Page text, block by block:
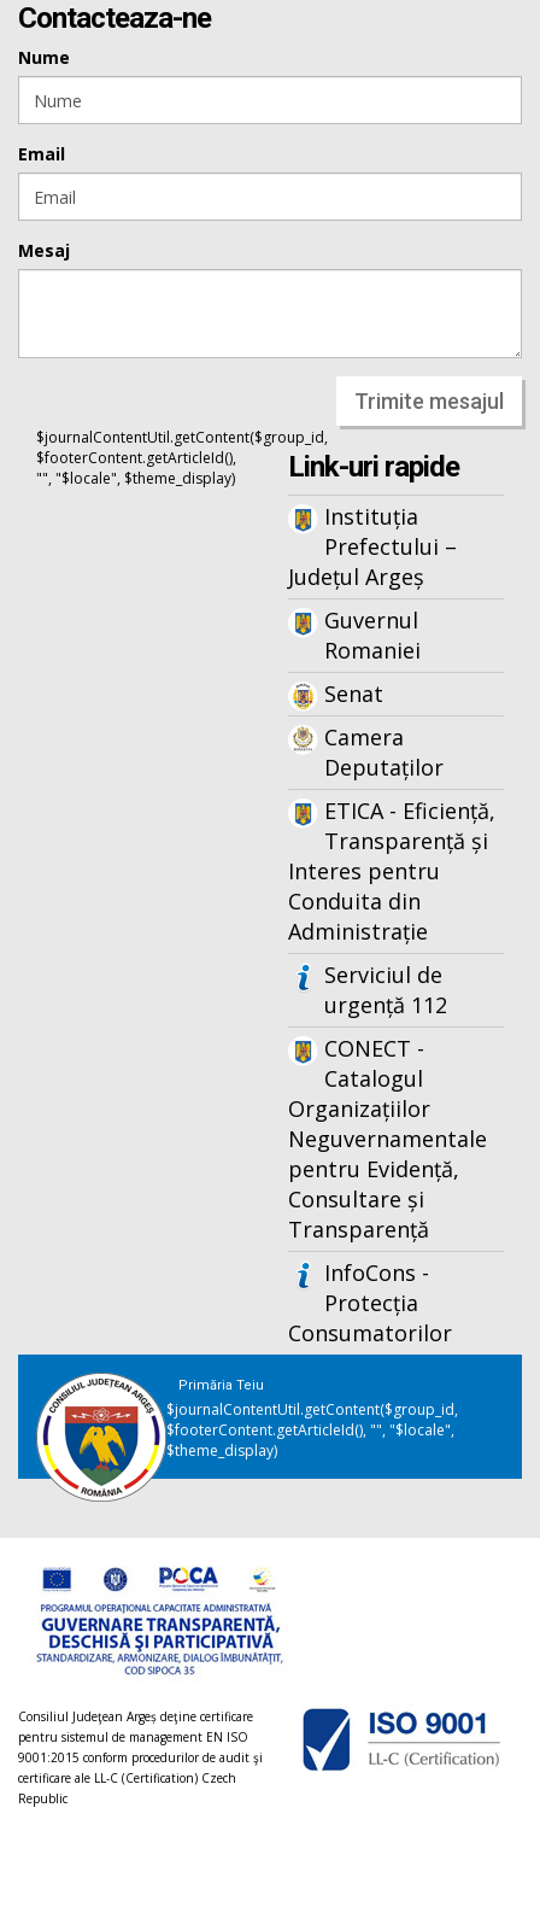
Contacteaza-ne
Nume
Email
Mesaj
Trimite mesajul
$journalContentUtil.getContent($group_id,
$footerContent.getArticleId(),
"", "$locale", $theme_display)
Link-uri rapide
Instituția
Prefectului –
Județul Argeș
Guvernul
Romaniei
Senat
Camera
Deputaților
ETICA - Eficiență,
Transparență și
Interes pentru
Conduita din
Administrație
Serviciul de
urgență 112
CONECT -
Catalogul
Organizațiilor
Neguvernamentale
pentru Evidență,
Consultare și
Transparență
InfoCons -
Protecția
Consumatorilor
Primăria Teiu
$journalContentUtil.getContent($group_id,
$footerContent.getArticleId(), "", "$locale",
$theme_display)
Consiliul Judeţean Argeș deţine certificare
pentru sistemul de management EN ISO
9001:2015 conform procedurilor de audit şi
certificare ale LL-C (Certification) Czech
Republic